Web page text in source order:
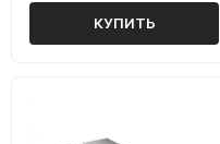
КУПИТЬ